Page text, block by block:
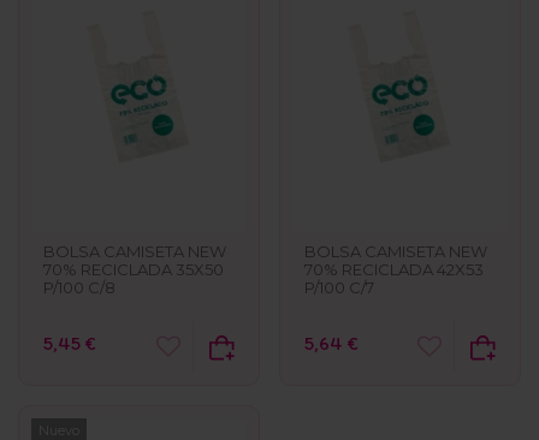
BOLSA CAMISETA NEW
70% RECICLADA 35X50
P/100 C/8
5,45 €
BOLSA CAMISETA NEW
70% RECICLADA 42X53
P/100 C/7
5,64 €
Nuevo